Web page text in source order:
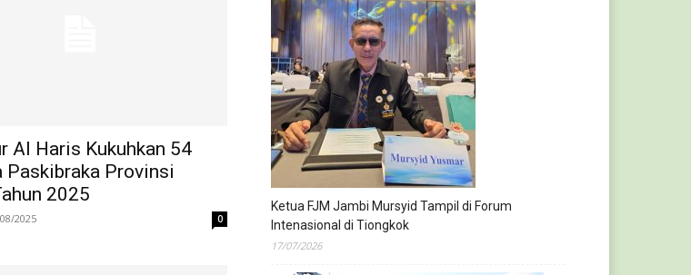
Al Haris Kukuhkan 54
Paskibraka Provinsi
2025
2025 0
Ketua FJM Jambi Mursyid Tampil di Forum
Intenasional di Tiongkok
17/07/2026